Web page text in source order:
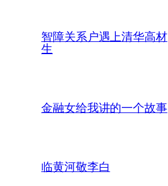
智障关系户遇上清华高材
生
金融女给我讲的一个故事
临黄河敬李白